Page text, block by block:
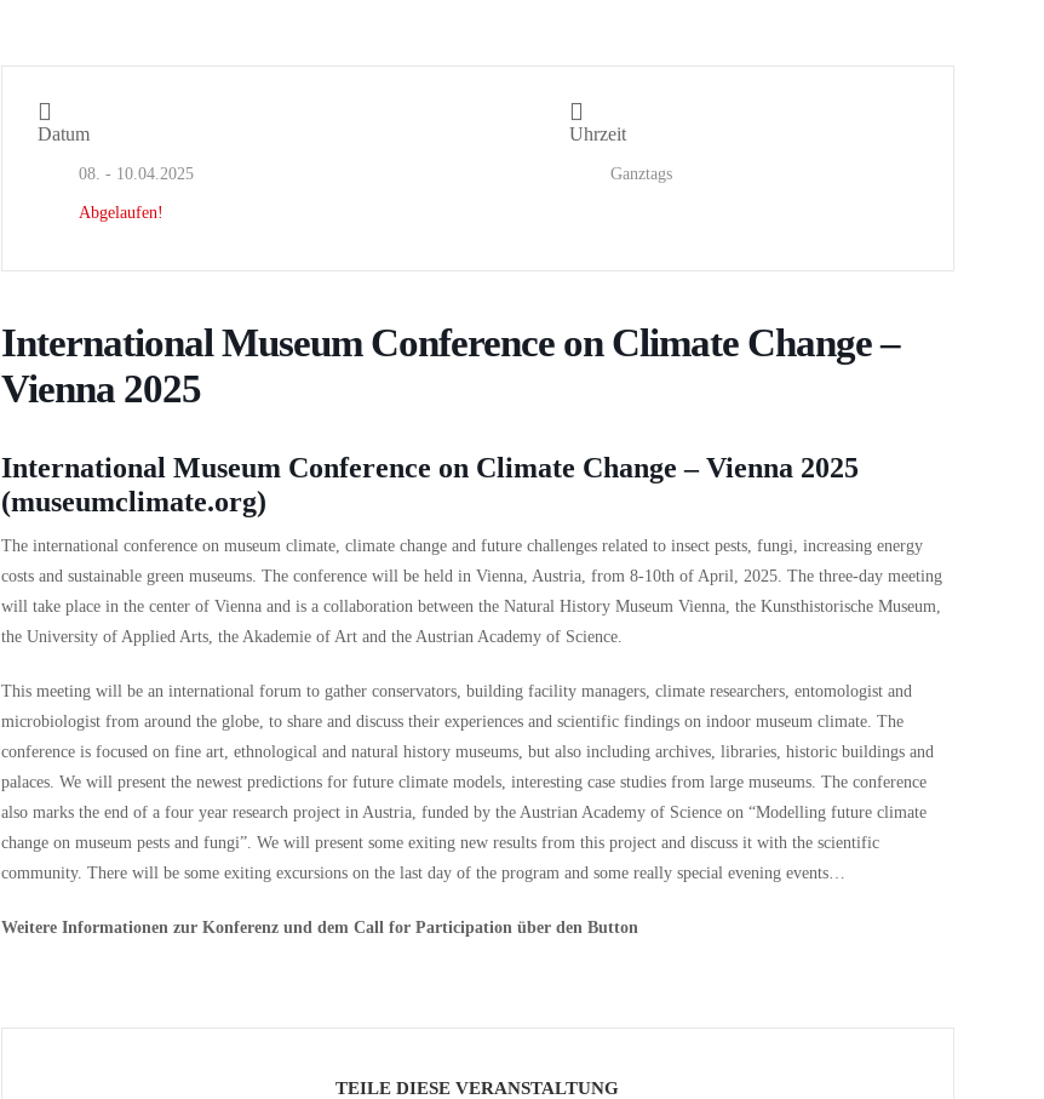
Datum
08. - 10.04.2025
Abgelaufen!
Uhrzeit
Ganztags
International Museum Conference on Climate Change –
Vienna 2025
International Museum Conference on Climate Change – Vienna 2025
(museumclimate.org)
The international conference on museum climate, climate change and future challenges related to insect pests, fungi, increasing energy
costs and sustainable green museums. The conference will be held in Vienna, Austria, from 8-10th of April, 2025. The three-day meeting
will take place in the center of Vienna and is a collaboration between the Natural History Museum Vienna, the Kunsthistorische Museum,
the University of Applied Arts, the Akademie of Art and the Austrian Academy of Science.
This meeting will be an international forum to gather conservators, building facility managers, climate researchers, entomologist and
microbiologist from around the globe, to share and discuss their experiences and scientific findings on indoor museum climate. The
conference is focused on fine art, ethnological and natural history museums, but also including archives, libraries, historic buildings and
palaces. We will present the newest predictions for future climate models, interesting case studies from large museums. The conference
also marks the end of a four year research project in Austria, funded by the Austrian Academy of Science on “Modelling future climate
change on museum pests and fungi”. We will present some exiting new results from this project and discuss it with the scientific
community. There will be some exiting excursions on the last day of the program and some really special evening events…
Weitere Informationen zur Konferenz und dem Call for Participation über den Button
TEILE DIESE VERANSTALTUNG